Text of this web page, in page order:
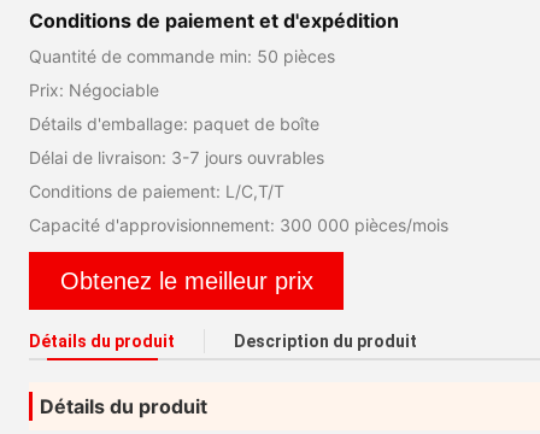
Conditions de paiement et d'expédition
Quantité de commande min: 50 pièces
Prix: Négociable
Détails d'emballage: paquet de boîte
Délai de livraison: 3-7 jours ouvrables
Conditions de paiement: L/C,T/T
Capacité d'approvisionnement: 300 000 pièces/mois
Obtenez le meilleur prix
Détails du produit Description du produit
Détails du produit